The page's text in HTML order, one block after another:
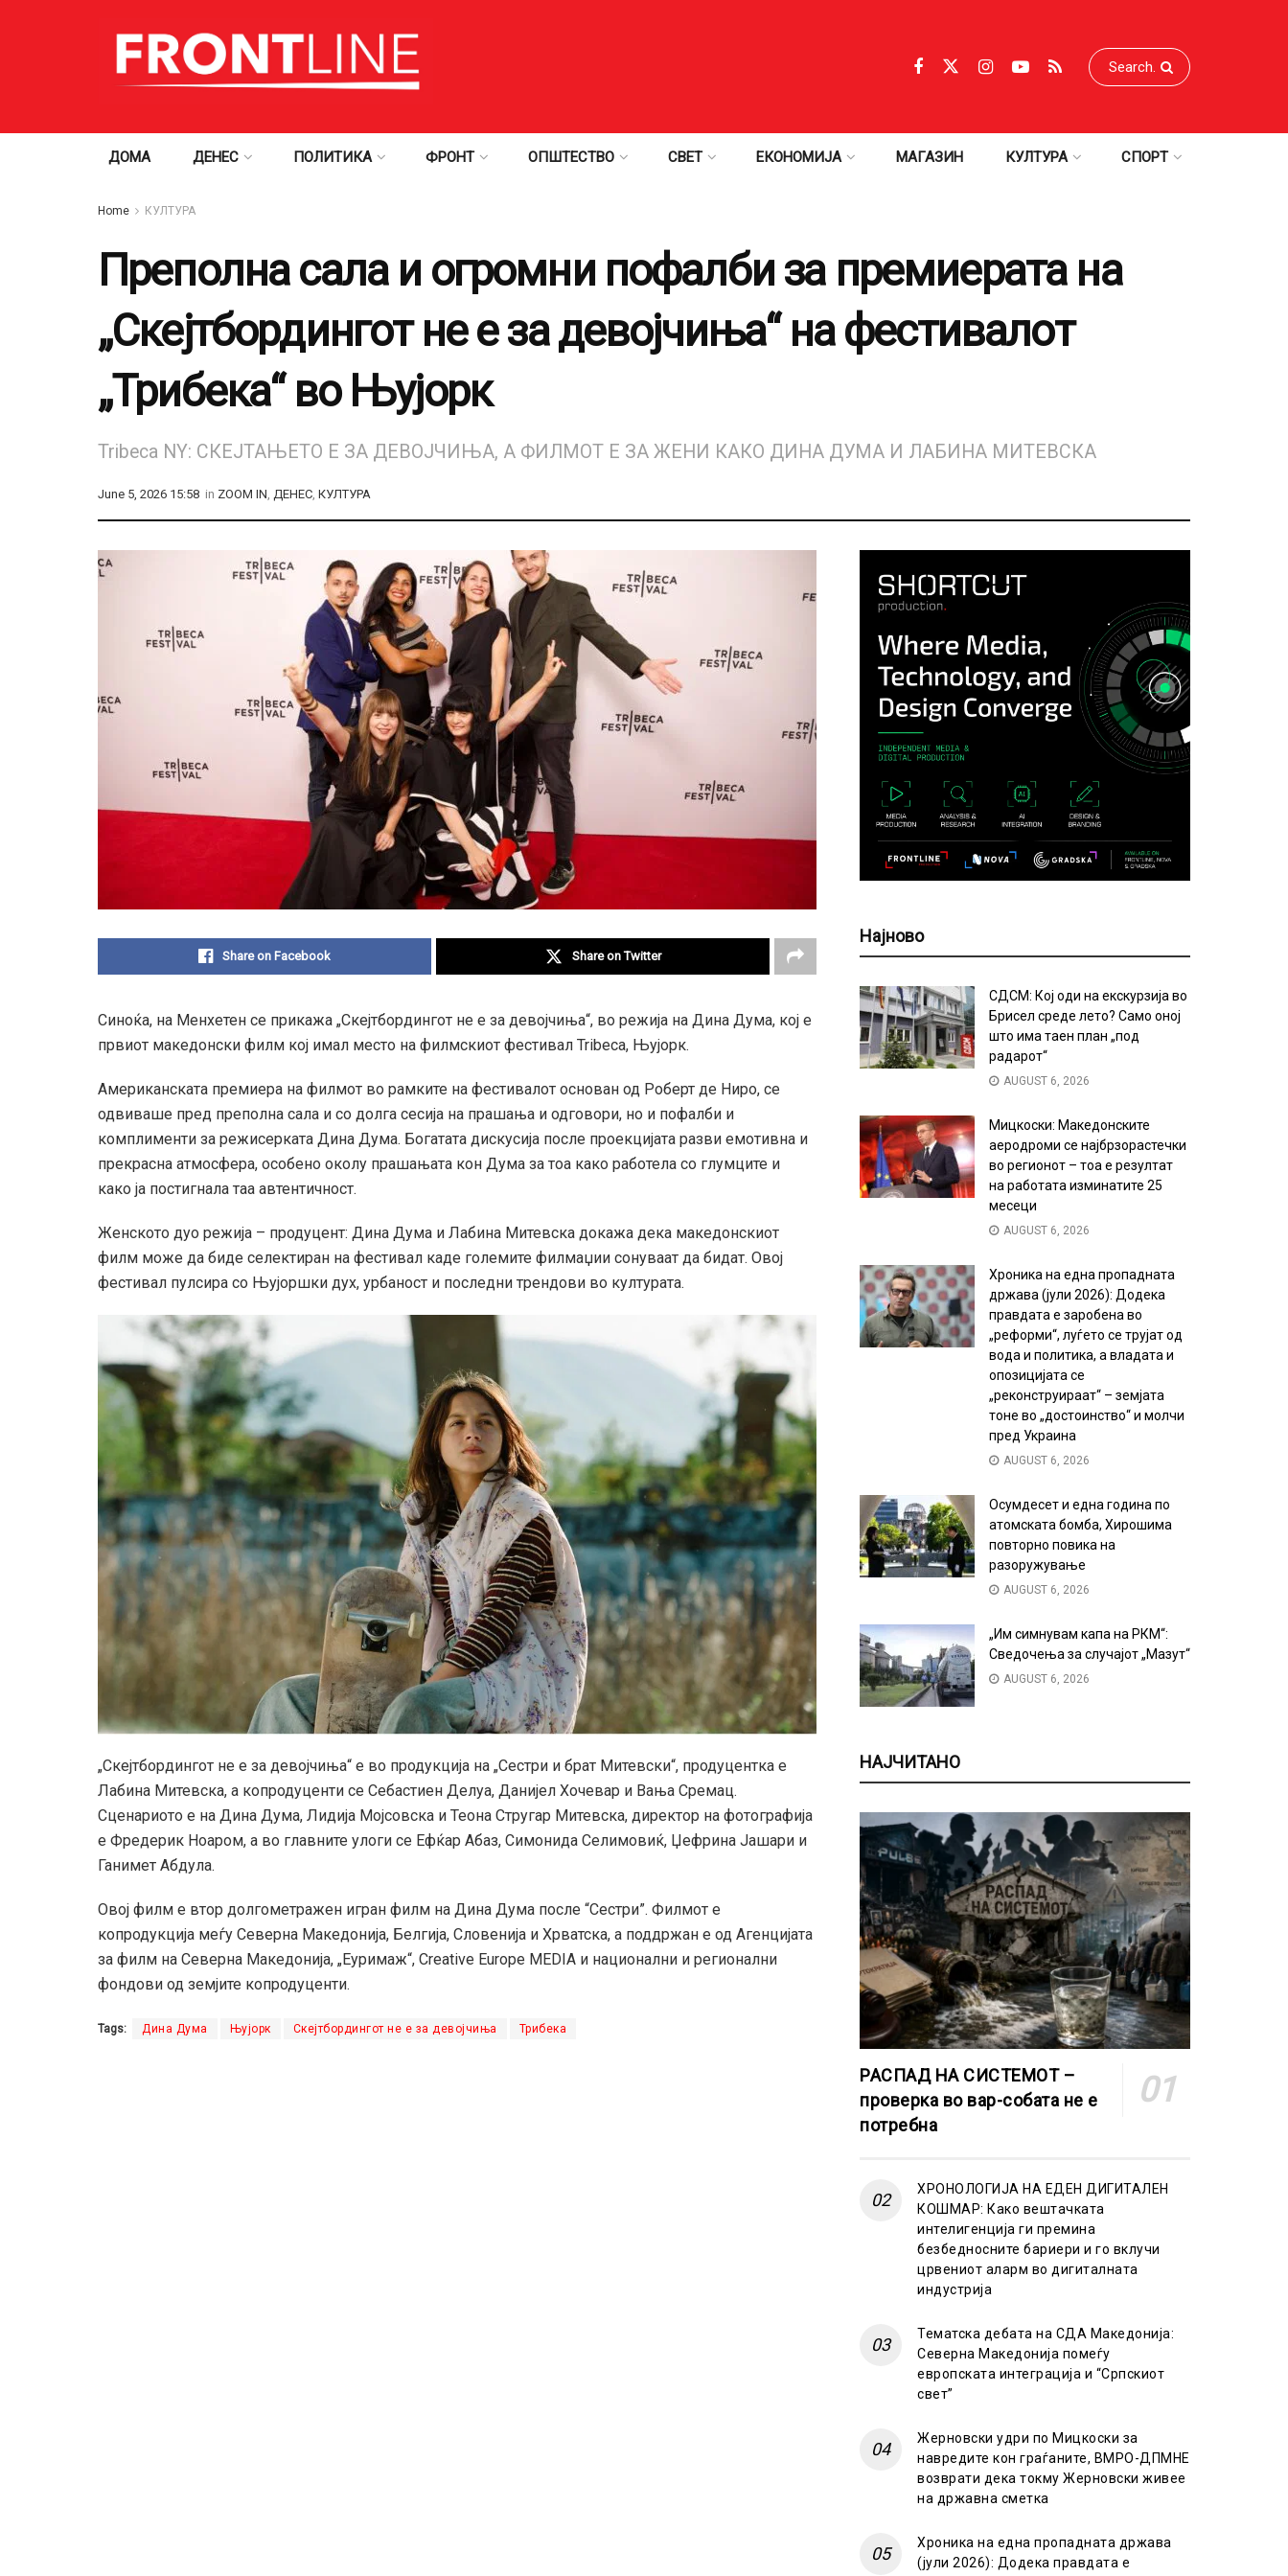
ДОМА ДЕНЕС ПОЛИТИКА ФРОНТ ОПШТЕСТВО СВЕТ ЕКОНОМИЈА МАГАЗИН КУЛТУРА СПОРТ
Home КУЛТУРА
Преполна сала и огромни пофалби за премиерата на
„Скејтбордингот не е за девојчиња“ на фестивалот
„Трибека“ во Њујорк
Tribeca NY: СКЕЈТАЊЕТО Е ЗА ДЕВОЈЧИЊА, А ФИЛМОТ Е ЗА ЖЕНИ КАКО ДИНА ДУМА И ЛАБИНА МИТЕВСКА
June 5, 2026 15:58 in ZOOM IN, ДЕНЕС, КУЛТУРА
Share on Facebook Share on Twitter
Синоќа, на Менхетен се прикажа „Скејтбордингот не е за девојчиња“, во режија на Дина Дума, кој е
првиот македонски филм кој имал место на филмскиот фестивал Tribeca, Њујорк.
Американската премиера на филмот во рамките на фестивалот основан од Роберт де Ниро, се
одвиваше пред преполна сала и со долга сесија на прашања и одговори, но и пофалби и
комплименти за режисерката Дина Дума. Богатата дискусија после проекцијата разви емотивна и
прекрасна атмосфера, особено околу прашањата кон Дума за тоа како работела со глумците и
како ја постигнала таа автентичност.
Женското дуо режија – продуцент: Дина Дума и Лабина Митевска докажа дека македонскиот
филм може да биде селектиран на фестивал каде големите филмаџии сонуваат да бидат. Овој
фестивал пулсира со Њујоршки дух, урбаност и последни трендови во културата.
„Скејтбордингот не е за девојчиња“ е во продукција на „Сестри и брат Митевски“, продуцентка е
Лабина Митевска, а копродуценти се Себастиен Делуа, Данијел Хочевар и Вања Сремац.
Сценариото е на Дина Дума, Лидија Мојсовска и Теона Стругар Митевска, директор на фотографија
е Фредерик Ноаром, а во главните улоги се Ефќар Абаз, Симонида Селимовиќ, Џефрина Јашари и
Ганимет Абдула.
Овој филм е втор долгомeтражен игран филм на Дина Дума после “Сестри”. Филмот е
копродукција меѓу Северна Македонија, Белгија, Словенија и Хрватска, а поддржан е од Агенцијата
за филм на Северна Македонија, „Еуримаж“, Creative Europe MEDIA и национални и регионални
фондови од земјите копродуценти.
Tags: Дина Дума Њујорк Скејтбордингот не е за девојчиња Трибека
Најново
СДСМ: Кој оди на екскурзија во
Брисел среде лето? Само оној
што има таен план „под
радарот“
AUGUST 6, 2026
Мицкоски: Македонските
аеродроми се најбрзорастечки
во регионот – тоа е резултат
на работата изминатите 25
месеци
AUGUST 6, 2026
Хроника на една пропадната
држава (јули 2026): Додека
правдата е заробена во
„реформи“, луѓето се трујат од
вода и политика, а владата и
опозицијата се
„реконструираат“ – земјата
тоне во „достоинство“ и молчи
пред Украина
AUGUST 6, 2026
Осумдесет и една година по
атомската бомба, Хирошима
повторно повика на
разоружување
AUGUST 6, 2026
„Им симнувам капа на РКМ“:
Сведочења за случајот „Мазут“
AUGUST 6, 2026
НАЈЧИТАНО
РАСПАД НА СИСТЕМОТ –
проверка во вар-собата не е
потребна
ХРОНОЛОГИЈА НА ЕДЕН ДИГИТАЛЕН
КОШМАР: Како вештачката
интелигенција ги премина
безбедносните бариери и го вклучи
црвениот аларм во дигиталната
индустрија
Тематска дебата на СДА Македонија:
Северна Македонија помеѓу
европската интеграција и “Српскиот
свет”
Жерновски удри по Мицкоски за
навредите кон граѓаните, ВМРО-ДПМНЕ
возврати дека токму Жерновски живее
на државна сметка
Хроника на една пропадната држава
(јули 2026): Додека правдата е